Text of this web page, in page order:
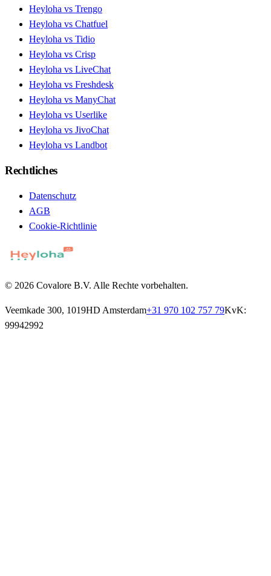
Heyloha vs Trengo
Heyloha vs Chatfuel
Heyloha vs Tidio
Heyloha vs Crisp
Heyloha vs LiveChat
Heyloha vs Freshdesk
Heyloha vs ManyChat
Heyloha vs Userlike
Heyloha vs JivoChat
Heyloha vs Landbot
Rechtliches
Datenschutz
AGB
Cookie-Richtlinie
© 2026 Covalore B.V. Alle Rechte vorbehalten.
Veemkade 300, 1019HD Amsterdam+31 970 102 757 79KvK:
99942992